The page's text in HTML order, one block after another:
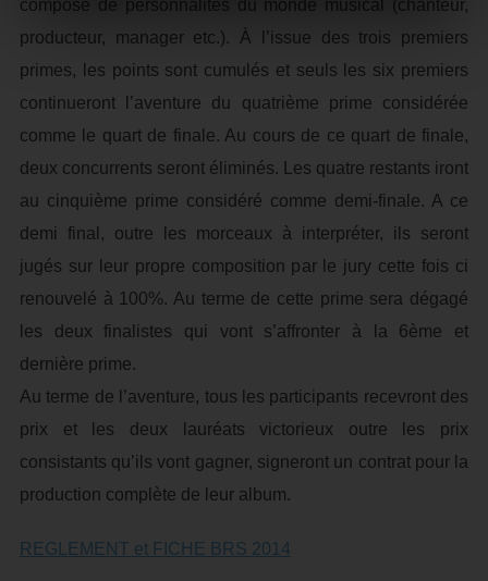
composé de personnalités du monde musical (chanteur,
producteur, manager etc.). À l’issue des trois premiers
primes, les points sont cumulés et seuls les six premiers
continueront l’aventure du quatrième prime considérée
comme le quart de finale. Au cours de ce quart de finale,
deux concurrents seront éliminés. Les quatre restants iront
au cinquième prime considéré comme demi-finale. A ce
demi final, outre les morceaux à interpréter, ils seront
jugés sur leur propre composition par le jury cette fois ci
renouvelé à 100%. Au terme de cette prime sera dégagé
les deux finalistes qui vont s’affronter à la 6ème et
dernière prime.
Au terme de l’aventure, tous les participants recevront des
prix et les deux lauréats victorieux outre les prix
consistants qu’ils vont gagner, signeront un contrat pour la
production complète de leur album.
REGLEMENT et FICHE BRS 2014